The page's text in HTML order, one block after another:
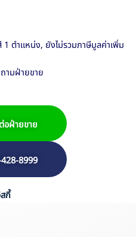
1 ตำแหน่ง, ยังไม่รวมภาษีมูลค่าเพิ่ม
ามฝ่ายขาย
อฝ่ายขาย
8999
กี้